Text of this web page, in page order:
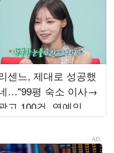
센느, 제대로 성공했
…"99평 숙소 이사→
고 100건, 연예인병
계" ('전참시')